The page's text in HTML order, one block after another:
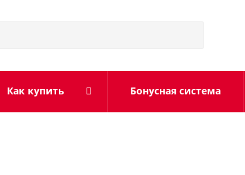
Как купить Бонусная система